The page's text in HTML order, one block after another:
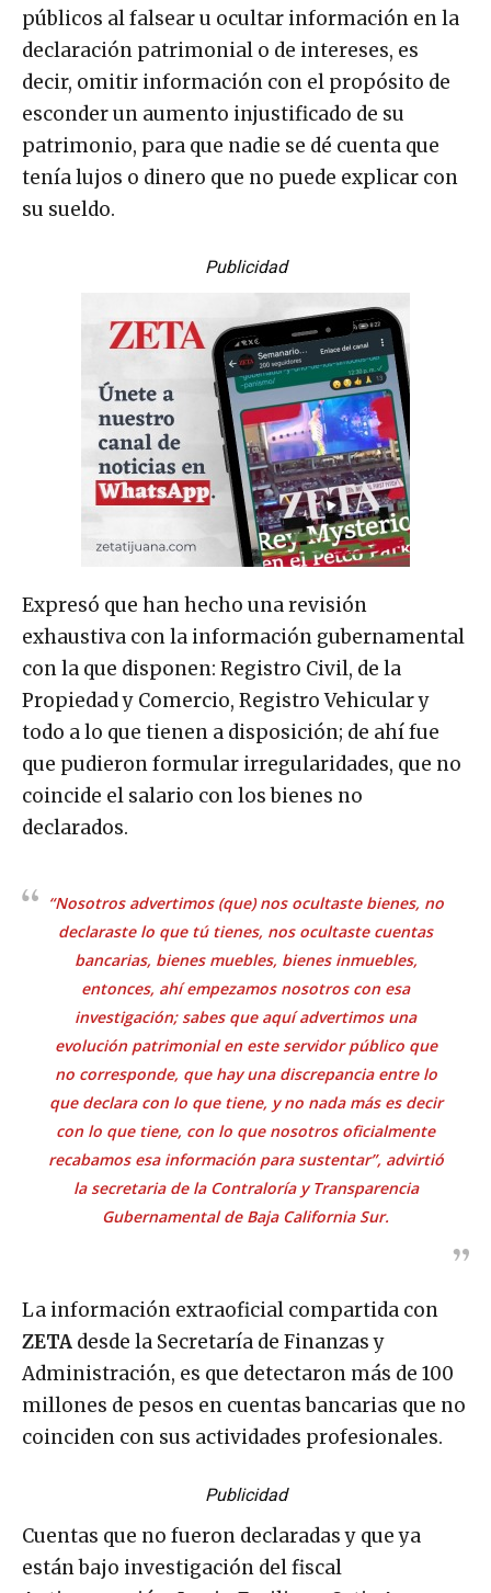
públicos al falsear u ocultar información en la
declaración patrimonial o de intereses, es
decir, omitir información con el propósito de
esconder un aumento injustificado de su
patrimonio, para que nadie se dé cuenta que
tenía lujos o dinero que no puede explicar con
su sueldo.
Publicidad
Expresó que han hecho una revisión
exhaustiva con la información gubernamental
con la que disponen: Registro Civil, de la
Propiedad y Comercio, Registro Vehicular y
todo a lo que tienen a disposición; de ahí fue
que pudieron formular irregularidades, que no
coincide el salario con los bienes no
declarados.
“Nosotros advertimos (que) nos ocultaste bienes, no
declaraste lo que tú tienes, nos ocultaste cuentas
bancarias, bienes muebles, bienes inmuebles,
entonces, ahí empezamos nosotros con esa
investigación; sabes que aquí advertimos una
evolución patrimonial en este servidor público que
no corresponde, que hay una discrepancia entre lo
que declara con lo que tiene, y no nada más es decir
con lo que tiene, con lo que nosotros oficialmente
recabamos esa información para sustentar”, advirtió
la secretaria de la Contraloría y Transparencia
Gubernamental de Baja California Sur.
La información extraoficial compartida con
ZETA desde la Secretaría de Finanzas y
Administración, es que detectaron más de 100
millones de pesos en cuentas bancarias que no
coinciden con sus actividades profesionales.
Publicidad
Cuentas que no fueron declaradas y que ya
están bajo investigación del fiscal